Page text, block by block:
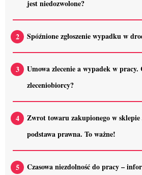
jest niedozwolone?
Spóźnione zgłoszenie wypadku w
Umowa zlecenie a wypadek w pracy.
zleceniobiorcy?
Zwrot towaru zakupionego w
podstawa prawna. To ważne!
Czasowa niezdolność do pracy –